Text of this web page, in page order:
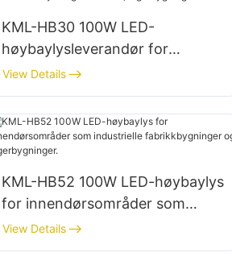
KML-HB30 100W LED-
høybaylysleverandør for
innendørsbelysning i fabrikker,
lagerbygninger osv.
View Details
KML-HB52 100W LED-høybaylys
for innendørsområder som
industrielle fabrikkbygninger og
lagerbygninger.
View Details